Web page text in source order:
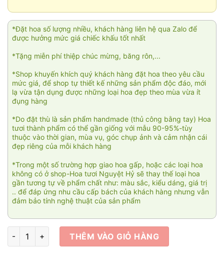
*Đặt hoa số lượng nhiều, khách hàng liên hệ qua Zalo để
được hưởng mức giá chiếc khấu tốt nhất
*Tặng miễn phí thiệp chúc mừng, băng rôn,...
*Shop khuyến khích quý khách hàng đặt hoa theo yêu cầu
mức giá, để shop tự thiết kế những sản phẩm độc đáo, mới
lạ vừa tận dụng được những loại hoa đẹp theo mùa vừa ít
đụng hàng
*Do đặt thù là sản phẩm handmade (thủ công bằng tay) Hoa
tươi thành phẩm có thể gần giống với mẫu 90-95%-tùy
thuộc vào thời gian, mùa vụ, góc chụp ảnh và cảm nhận cái
đẹp riêng của mỗi khách hàng
*Trong một số trường hợp giao hoa gấp, hoặc các loại hoa
không có ở shop-Hoa tươi Nguyệt Hỷ sẽ thay thế loại hoa
gần tương tự về phẩm chất như: màu sắc, kiểu dáng, giá trị
.. để đáp ứng nhu cầu cấp bách của khách hàng nhưng vẫn
đảm bảo tính nghệ thuật của sản phẩm
Xa xăm HTL003 số lượngTHÊM VÀO GIỎ HÀNG